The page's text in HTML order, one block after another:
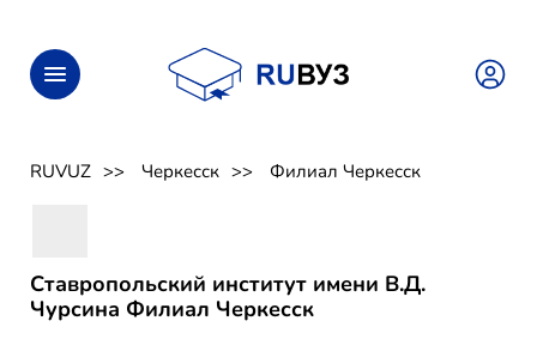
RUVUZ Черкесск Филиал Черкесск
Ставропольский институт имени В.Д.
Чурсина Филиал Черкесск